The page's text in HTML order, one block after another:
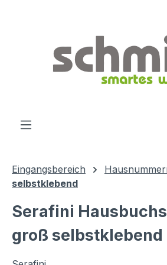
Eingangsbereich
selbstklebend
Serafini
groß selbstklebend